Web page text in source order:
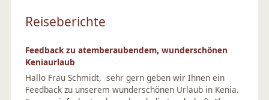
Reiseberichte
Feedback zu atemberaubendem, wunderschönen
Keniaurlaub
Hallo Frau Schmidt, sehr gern geben wir Ihnen ein
Feedback zu unserem wunderschönen Urlaub in Kenia.